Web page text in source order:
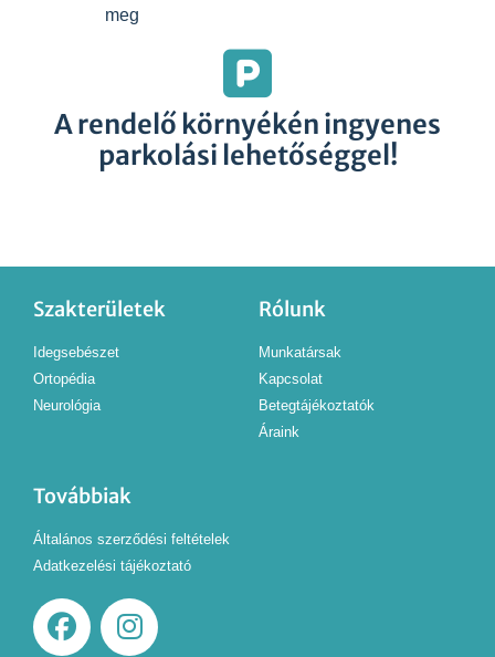
meg
A rendelő környékén ingyenes
parkolási lehetőséggel!
Szakterületek
Idegsebészet
Ortopédia
Neurológia
Rólunk
Munkatársak
Kapcsolat
Betegtájékoztatók
Áraink
Továbbiak
Általános szerződési feltételek
Adatkezelési tájékoztató